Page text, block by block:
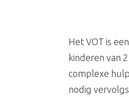
Het VOT is
kinderen van
complexe
nodig